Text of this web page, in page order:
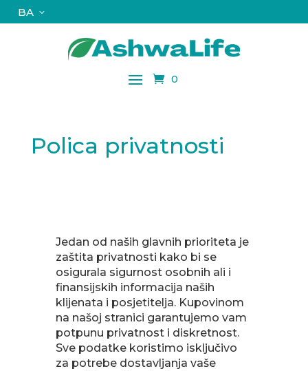
BA
0
Polica privatnosti
Jedan od naših glavnih prioriteta je
zaštita privatnosti kako bi se
osigurala sigurnost osobnih ali i
finansijskih informacija naših
klijenata i posjetitelja. Kupovinom
na našoj stranici garantujemo vam
potpunu privatnost i diskretnost.
Sve podatke koristimo isključivo
za potrebe dostavljanja vaše